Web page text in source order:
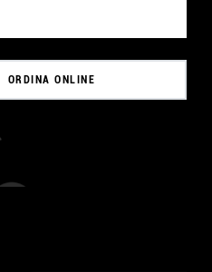
ORDINA ONLINE